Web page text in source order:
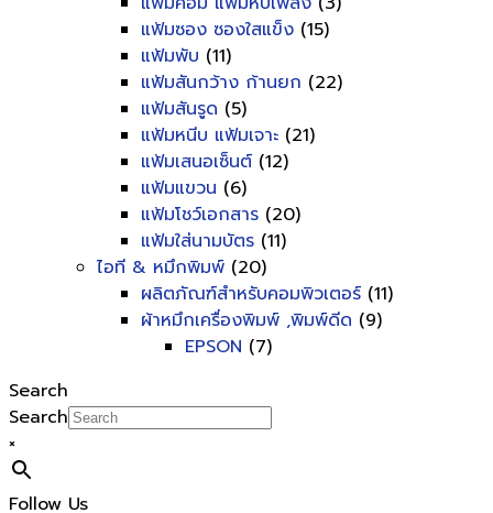
แฟ้มซอง ซองใสแข็ง (15)
แฟ้มพับ (11)
แฟ้มสันกว้าง ก้านยก (22)
แฟ้มสันรูด (5)
แฟ้มหนีบ แฟ้มเจาะ (21)
แฟ้มเสนอเซ็นต์ (12)
แฟ้มแขวน (6)
แฟ้มโชว์เอกสาร (20)
แฟ้มใส่นามบัตร (11)
ไอที & หมึกพิมพ์ (20)
ผลิตภัณฑ์สำหรับคอมพิวเตอร์ (11)
ผ้าหมึกเครื่องพิมพ์ ,พิมพ์ดีด (9)
EPSON (7)
Search
Search
×
Follow Us